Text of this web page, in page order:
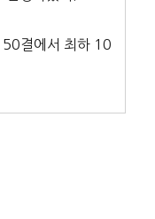
결에서 최하 10